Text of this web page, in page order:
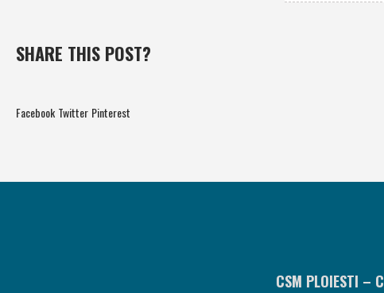
SHARE THIS POST?
Facebook Twitter Pinterest
CSM PLOIESTI –